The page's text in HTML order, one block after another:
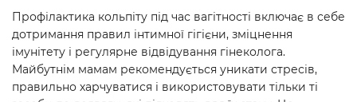
Профілактика кольпіту під час вагітності включає в себе
дотримання правил інтимної гігієни, зміцнення
імунітету і регулярне відвідування гінеколога.
Майбутнім мамам рекомендується уникати стресів,
правильно харчуватися і використовувати тільки ті